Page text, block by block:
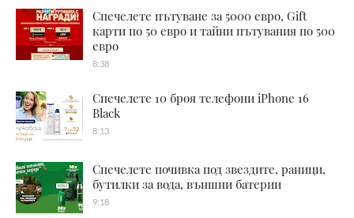
Спечелете пътуване за 5000 евро, Gift
карти по 50 евро и тайни пътувания по 500
евро
8:38
Спечелете 10 броя телефони iPhone 16
Black
8:13
Спечелете почивка под звездите, раници,
бутилки за вода, външни батерии
9:18